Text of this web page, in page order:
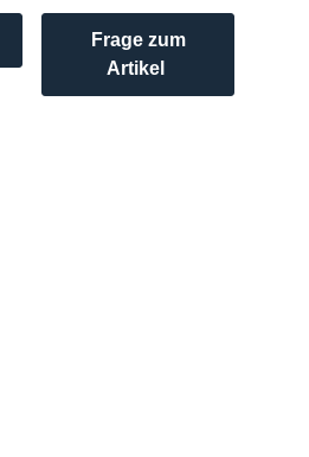
Frage zum
Artikel